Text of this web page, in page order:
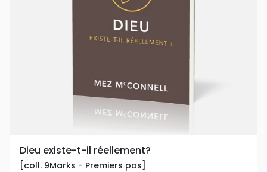
Dieu existe-t-il réellement?
[coll. 9Marks - Premiers pas]